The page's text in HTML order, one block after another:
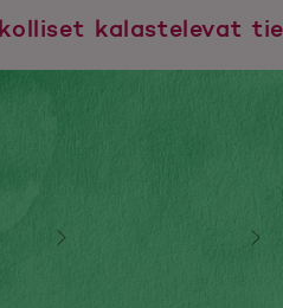
kalastelevat